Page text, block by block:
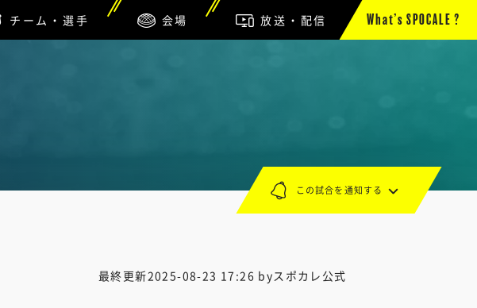
チーム・選手 会場 放送・配信 What’s SPOCALE ?
最終更新2025-08-23 17:26 byスポカレ公式
この試合を通知する